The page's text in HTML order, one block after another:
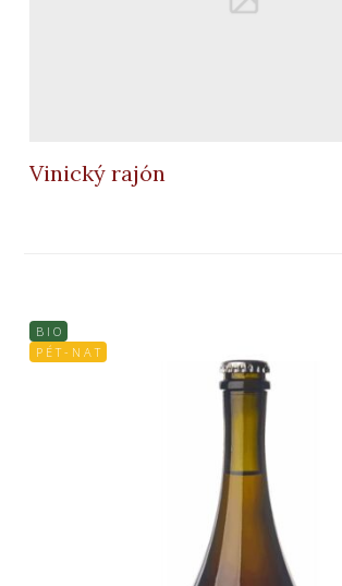
Vinický rajón
B I O
P É T - N A T